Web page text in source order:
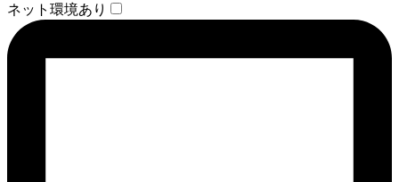
ネット環境あり